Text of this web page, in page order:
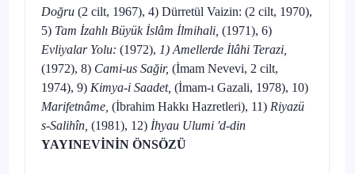
Doğru (2 cilt, 1967), 4) Dürretül Vaizin: (2 cilt, 1970),
5) Tam İzahlı Büyük İslâm İlmihali, (1971), 6)
Evliyalar Yolu: (1972), 1) Amellerde İlâhi Terazi,
(1972), 8) Cami-us Sağir, (İmam Nevevi, 2 cilt,
1974), 9) Kimya-i Saadet, (İmam-ı Gazali, 1978), 10)
Ma­rifetnâme, (İbrahim Hakkı Hazretleri), 11) Riyazü
s-Salihîn, (1981), 12) İhyau Ulumi 'd-din
YAYINEVİNİN ÖNSÖZÜ